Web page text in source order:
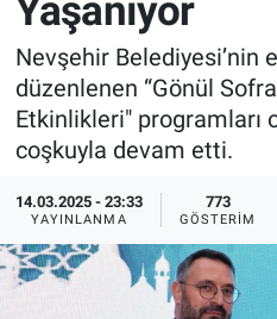
Yaşanıyor
Nevşehir Belediyesi’nin
düzenlenen “Gönül
Etkinlikleri" programları
coşkuyla devam etti.
14.03.2025 - 23:33
YAYINLANMA
773
GÖSTERIM
Sağlık
Yerel
Genel
Asayiş
İlan - Duyuru- Mesaj
Türkiye Gündemi
Sizden Gelenler
Yaşam
Sağlık
İlan - Duyuru- Mesaj
Türkiye Gündemi
Sizden Gelenler